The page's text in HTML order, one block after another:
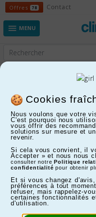
Cookies
Nous voulons que votre
C'est pourquoi nous
vous offrir des
solutions sur mesure et
revenir.
Si cela vous convient, il
Accepter » et nous nous
consulter notrePolitique
confidentialité pour obtenir
Et si vous changez
préférences à tout
refuser, mais rappelez-
certaines fonctionnalités
d'utilisation.
Offres 78 OffresContact
 MENU
Pyjamas et sous-
l'incontinence
Affichage 1-5 de 5